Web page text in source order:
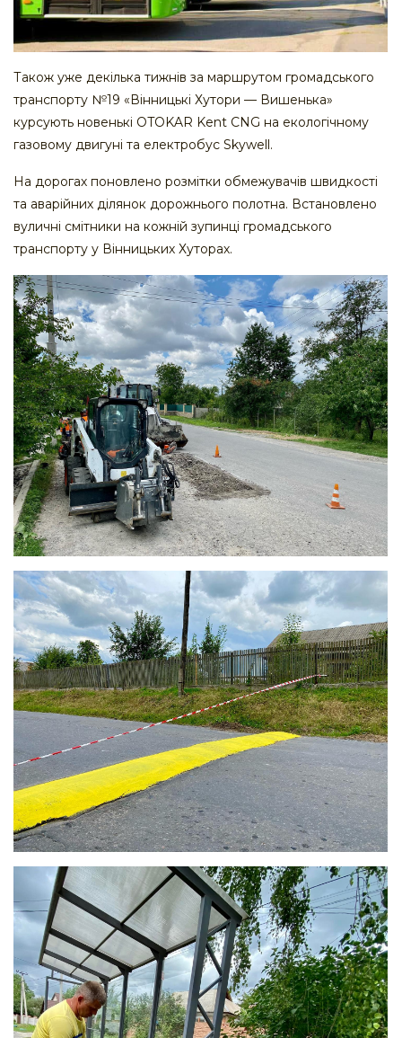
Також уже декілька тижнів за маршрутом громадського
транспорту №19 «Вінницькі Хутори — Вишенька»
курсують новенькі OTOKAR Kent CNG на екологічному
газовому двигуні та електробус Skywell.
На дорогах поновлено розмітки обмежувачів швидкості
та аварійних ділянок дорожнього полотна. Встановлено
вуличні смітники на кожній зупинці громадського
транспорту у Вінницьких Хуторах.